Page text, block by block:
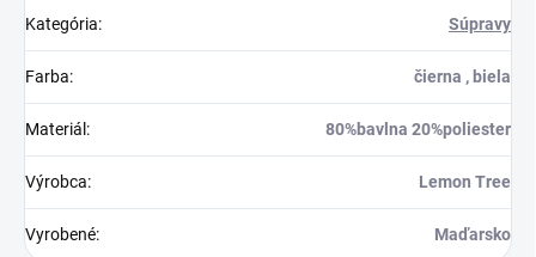
Kategória: Súpravy
Farba: čierna , biela
Materiál : 80%bavlna 20%poliester
Výrobca: Lemon Tree
Vyrobené: Maďarsko